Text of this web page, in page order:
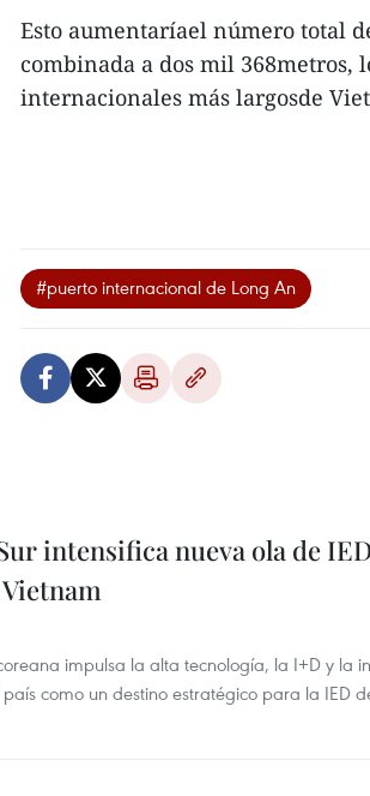
Esto aumentaríael número total
combinada a dos mil 368metros,
internacionales más largosde
#puerto internacional de Long An
intensifica nueva ola de
impulsa la alta tecnología, la I+D y la
como un destino estratégico para la IED